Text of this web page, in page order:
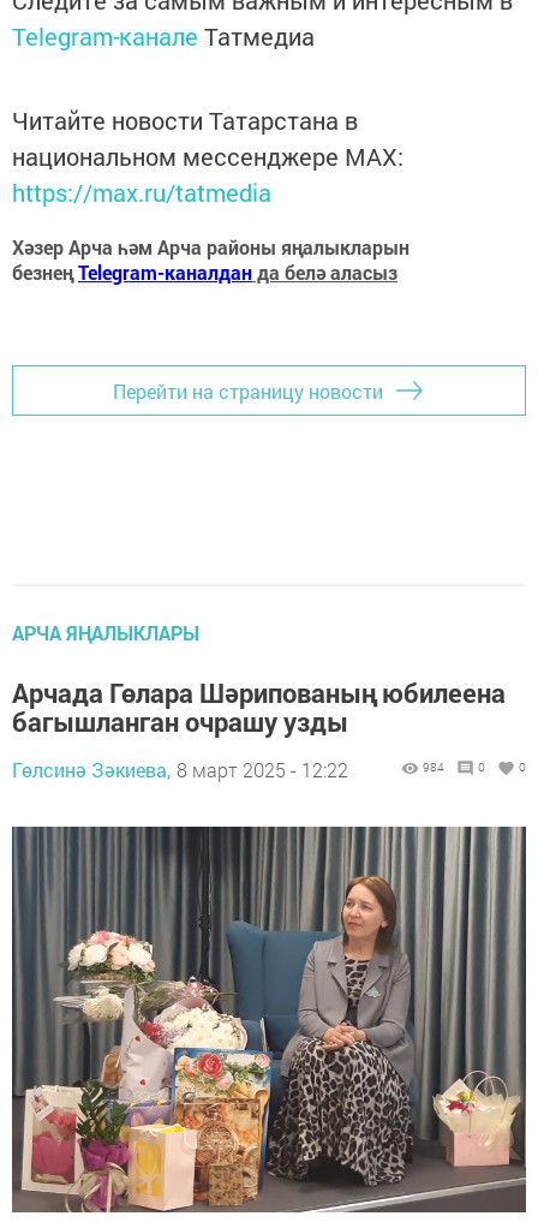
Telegram-канале Татмедиа
Читайте новости Татарстана в
национальном мессенджере MАХ:
https://max.ru/tatmedia
Хәзер Арча һәм Арча районы яңалыкларын
безнеңTelegram-каналданда белә аласыз
Перейти на страницу новости
АРЧА ЯҢАЛЫКЛАРЫ
Арчада Гөлара Шәрипованың юбилеена
багышланган очрашу узды
Гөлсинә Зәкиева, 8 март 2025 - 12:22 984 0 0